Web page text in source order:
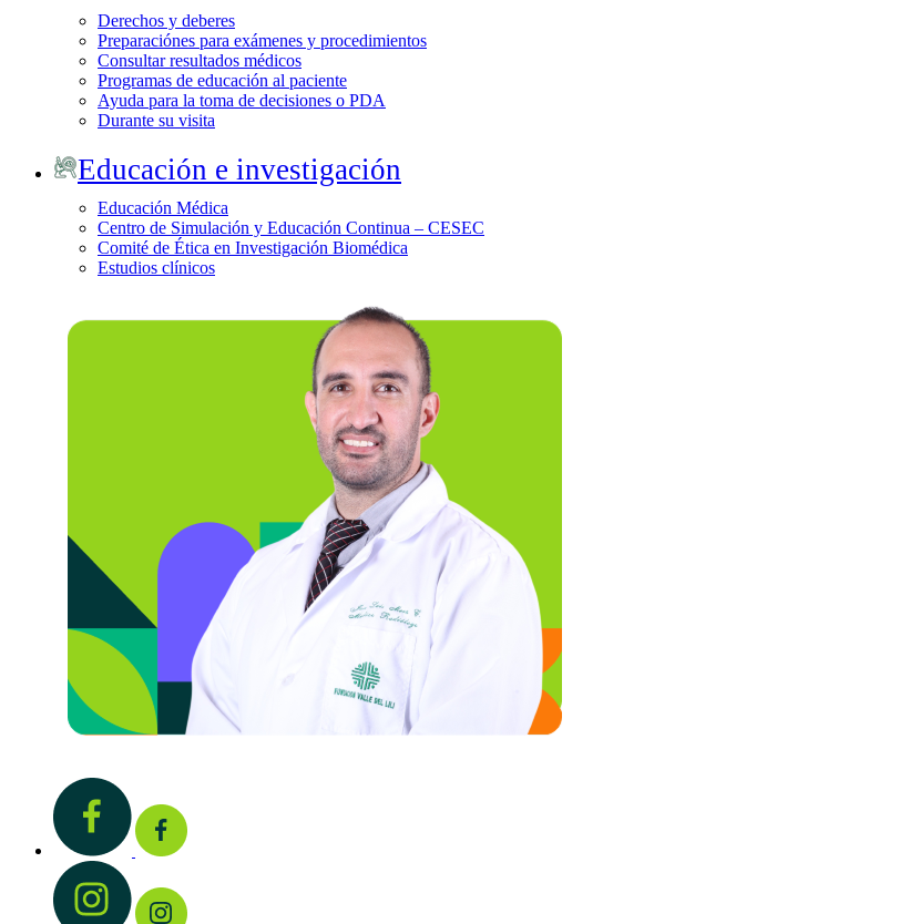
Derechos y deberes
Preparaciónes para exámenes y procedimientos
Consultar resultados médicos
Programas de educación al paciente
Ayuda para la toma de decisiones o PDA
Durante su visita
Educación e investigación
Educación Médica
Centro de Simulación y Educación Continua – CESEC
Comité de Ética en Investigación Biomédica
Estudios clínicos